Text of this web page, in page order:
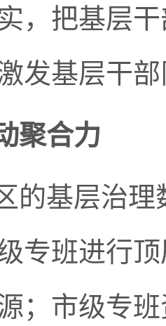
，把基层
发基层干
聚合力
的基层治
专班进行
；市级专